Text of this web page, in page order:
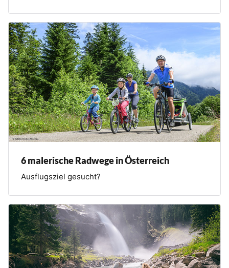
6 malerische Radwege in Österreich
Ausflugsziel gesucht?